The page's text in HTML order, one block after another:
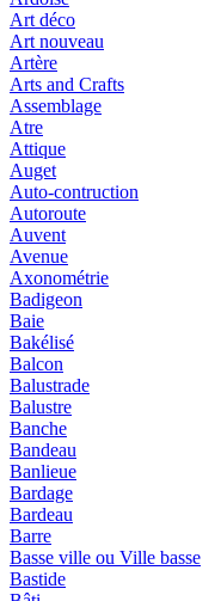
Art déco
Art nouveau
Artère
Arts and Crafts
Assemblage
Atre
Attique
Auget
Auto-contruction
Autoroute
Auvent
Avenue
Axonométrie
Badigeon
Baie
Bakélisé
Balcon
Balustrade
Balustre
Banche
Bandeau
Banlieue
Bardage
Bardeau
Barre
Basse ville ou Ville basse
Bastide